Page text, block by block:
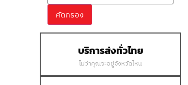
คัดกรอง
บริการส่งทั่วไทย
ไม่ว่าคุณจะอยู่จังหวัดไหน